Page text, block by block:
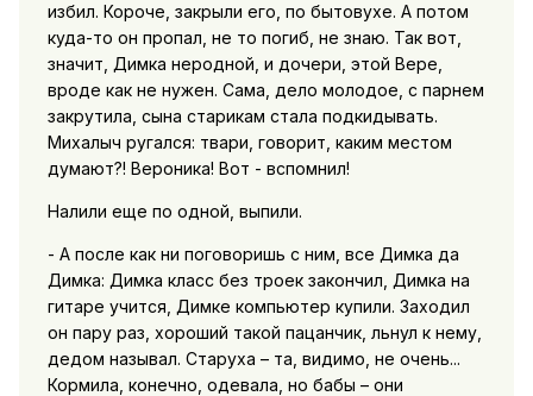
избил. Короче, закрыли его, по бытовухе. А потом
куда-то он пропал, не то погиб, не знаю. Так вот,
значит, Димка неродной, и дочери, этой Вере,
вроде как не нужен. Сама, дело молодое, с парнем
закрутила, сына старикам стала подкидывать.
Михалыч ругался: твари, говорит, каким местом
думают?! Вероника! Вот - вспомнил!
Налили еще по одной, выпили.
- А после как ни поговоришь с ним, все Димка да
Димка: Димка класс без троек закончил, Димка на
гитаре учится, Димке компьютер купили. Заходил
он пару раз, хороший такой пацанчик, льнул к нему,
дедом называл. Старуха – та, видимо, не очень...
Кормила, конечно, одевала, но бабы – они